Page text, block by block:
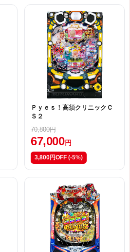
Ｐｙｅｓ！高須クリニックＣ
Ｓ２
70,800円
67,000 円
3,800円OFF (-5%)